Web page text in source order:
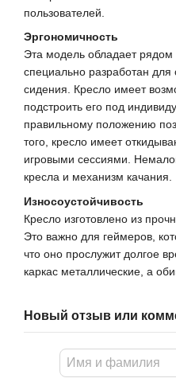
пользователей.
Эргономичность
Эта модель обладает рядом
специально разработан
сидения. Кресло имеет
подстроить его под
правильному положению
того, кресло имеет
игровыми сессиями.
кресла и механизм качания.
Износоустойчивость
Кресло изготовлено из
Это важно для геймеров,
что оно прослужит долгое
каркас металлические, а
Новый отзыв или